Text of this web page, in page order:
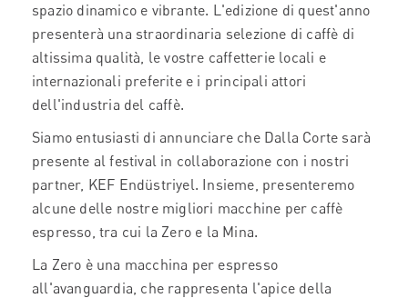
spazio dinamico e vibrante. L'edizione di quest'anno
presenterà una straordinaria selezione di caffè di
altissima qualità, le vostre caffetterie locali e
internazionali preferite e i principali attori
dell'industria del caffè.
Siamo entusiasti di annunciare che Dalla Corte sarà
presente al festival in collaborazione con i nostri
partner, KEF Endüstriyel. Insieme, presenteremo
alcune delle nostre migliori macchine per caffè
espresso, tra cui la Zero e la Mina.
La Zero è una macchina per espresso
all'avanguardia, che rappresenta l'apice della